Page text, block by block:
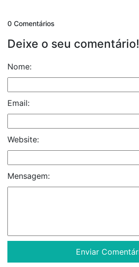
0 Comentários
Deixe o seu comentário!
Nome:
Email:
Website:
Mensagem: